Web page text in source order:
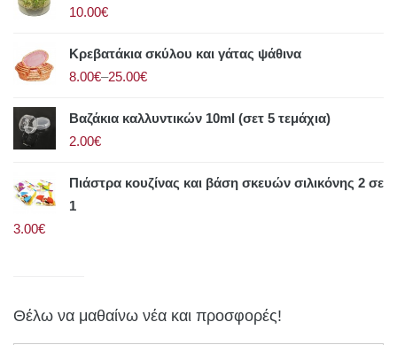
10.00€
Κρεβατάκια σκύλου και γάτας ψάθινα
8.00€–25.00€
Βαζάκια καλλυντικών 10ml (σετ 5 τεμάχια)
2.00€
Πιάστρα κουζίνας και βάση σκευών σιλικόνης 2 σε
1
3.00€
Θέλω να μαθαίνω νέα και προσφορές!